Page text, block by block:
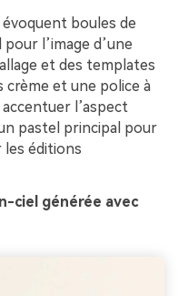
boules de
l’image d’une
et des templates
crème et une police à
l’aspect
pastel principal pour
les éditions
ciel générée avec